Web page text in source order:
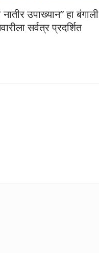
उपाख्यान” हा बंगाली
सर्वत्र प्रदर्शित